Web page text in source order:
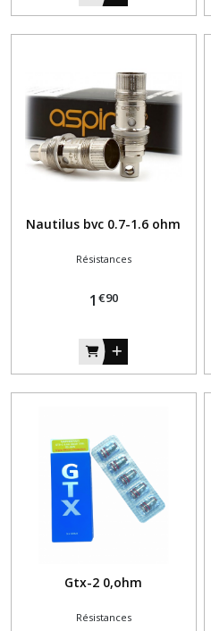
Nautilus bvc 0.7-1.6 ohm
Résistances
1 €90
Gtx-2 0,ohm
Résistances